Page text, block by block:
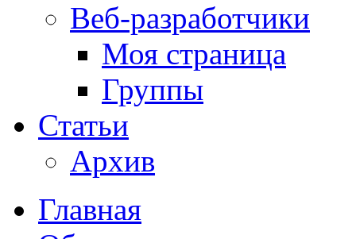
Веб-разработчики
Моя страница
Группы
Статьи
Архив
Главная